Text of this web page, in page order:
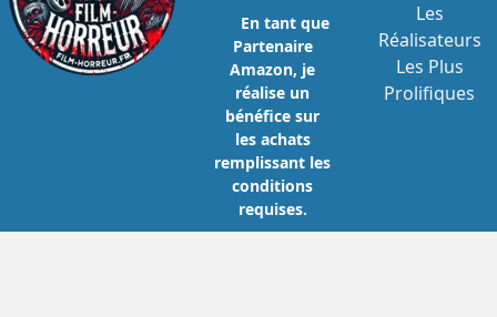
En tant que
Partenaire
Amazon, je
réalise un
bénéfice sur
les achats
remplissant les
conditions
requises.
Les
Réalisateurs
Les Plus
Prolifiques